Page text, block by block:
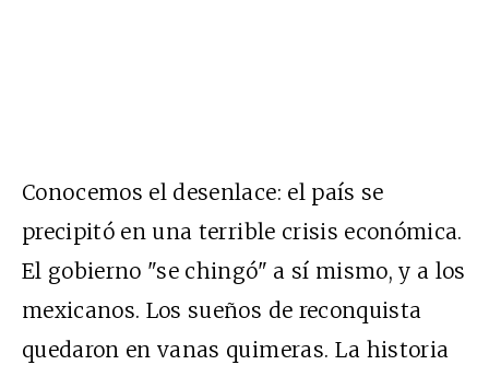
Conocemos el desenlace: el país se
precipitó en una terrible crisis económica.
El gobierno "se chingó" a sí mismo, y a los
mexicanos. Los sueños de reconquista
quedaron en vanas quimeras. La historia